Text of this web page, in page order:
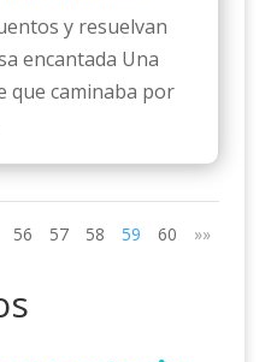
y resuelvan
encantada Una
que caminaba por
56 57 58 59 60 »»